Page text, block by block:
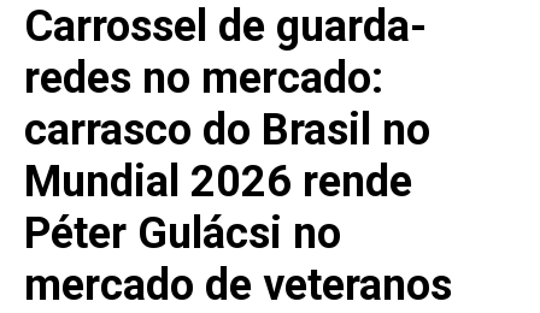
Carrossel de guarda-
redes no mercado:
carrasco do Brasil no
Mundial 2026 rende
Péter Gulácsi no
mercado de veteranos